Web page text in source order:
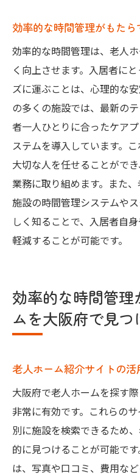
効率的な時間管理がもたら
効率的な時間管理は、老人
く向上させます。入居者に
ズに運ぶことは、心理的な
の多くの施設では、最新の
者一人ひとりに合ったケア
ステムを導入しています。
大切な人を任せることがで
業務に取り組めます。また
施設の時間管理システムや
しく知ることで、入居者自
軽減することが可能です。
効率的な時間管
ムを大阪府で見つ
老人ホーム紹介サイトの活
大阪府で老人ホームを探す
非常に有効です。これらの
別に施設を検索できるため
的に見つけることが可能で
は、写真や口コミ、費用な